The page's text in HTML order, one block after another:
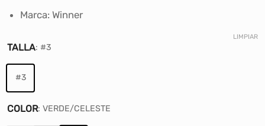
Marca: Winner
TALLA: #3
#3
COLOR: VERDE/CELESTE
LIMPIAR